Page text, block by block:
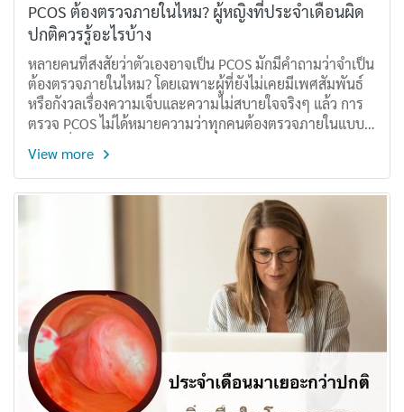
PCOS ต้องตรวจภายในไหม? ผู้หญิงที่ประจำเดือนผิด
ปกติควรรู้อะไรบ้าง
หลายคนที่สงสัยว่าตัวเองอาจเป็น PCOS มักมีคำถามว่าจำเป็น
ต้องตรวจภายในไหม? โดยเฉพาะผู้ที่ยังไม่เคยมีเพศสัมพันธ์
หรือกังวลเรื่องความเจ็บและความไม่สบายใจจริงๆ แล้ว การ
ตรวจ PCOS ไม่ได้หมายความว่าทุกคนต้องตรวจภายในแบบ
อาการ และความเหมาะสมของแต่ละคน
View more